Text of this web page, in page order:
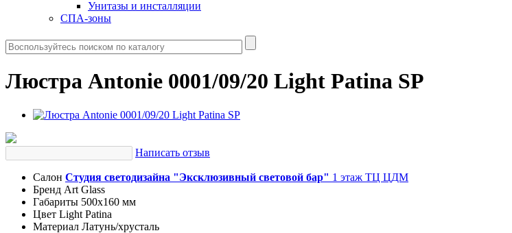
Унитазы и инсталляции
СПА-зоны
Люстра Antonie 0001/09/20 Light Patina SP
Написать отзыв
Салон Студия светодизайна "Эксклюзивный световой бар" 1 этаж ТЦ ЦДМ
Бренд Art Glass
Габариты 500х160 мм
Цвет Light Patina
Материал Латунь/хрусталь